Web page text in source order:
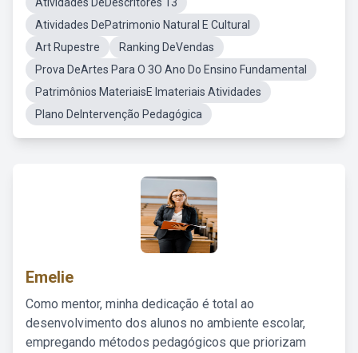
Atividades DePatrimonio Natural E Cultural
Art Rupestre
Ranking DeVendas
Prova DeArtes Para O 3O Ano Do Ensino Fundamental
Patrimônios MateriaisE Imateriais Atividades
Plano DeIntervenção Pedagógica
Emelie
Como mentor, minha dedicação é total ao
desenvolvimento dos alunos no ambiente escolar,
empregando métodos pedagógicos que priorizam